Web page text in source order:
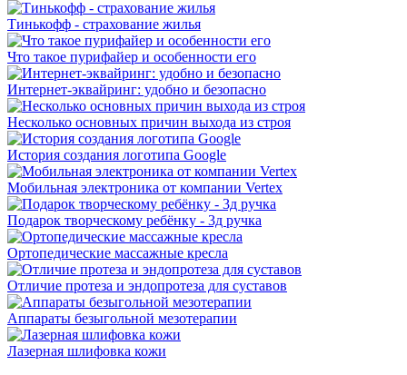
Тинькофф - страхование жилья
Что такое пурифайер и особенности его
Интернет-эквайринг: удобно и безопасно
Несколько основных причин выхода из строя
История создания логотипа Google
Мобильная электроника от компании Vertex
Подарок творческому ребёнку - 3д ручка
Ортопедические массажные кресла
Отличие протеза и эндопротеза для суставов
Аппараты безыгольной мезотерапии
Лазерная шлифовка кожи